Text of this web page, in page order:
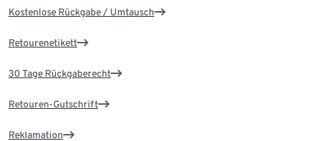
Kostenlose Rückgabe / Umtausch
Retourenetikett
30 Tage Rückgaberecht
Retouren-Gutschrift
Reklamation